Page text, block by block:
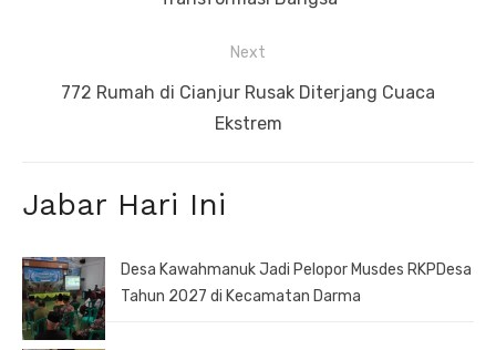
Next
Next772 Rumah di Cianjur Rusak Diterjang Cuaca
Ekstrem
Jabar Hari Ini
Desa Kawahmanuk Jadi Pelopor Musdes RKPDesa
Tahun 2027 di Kecamatan Darma